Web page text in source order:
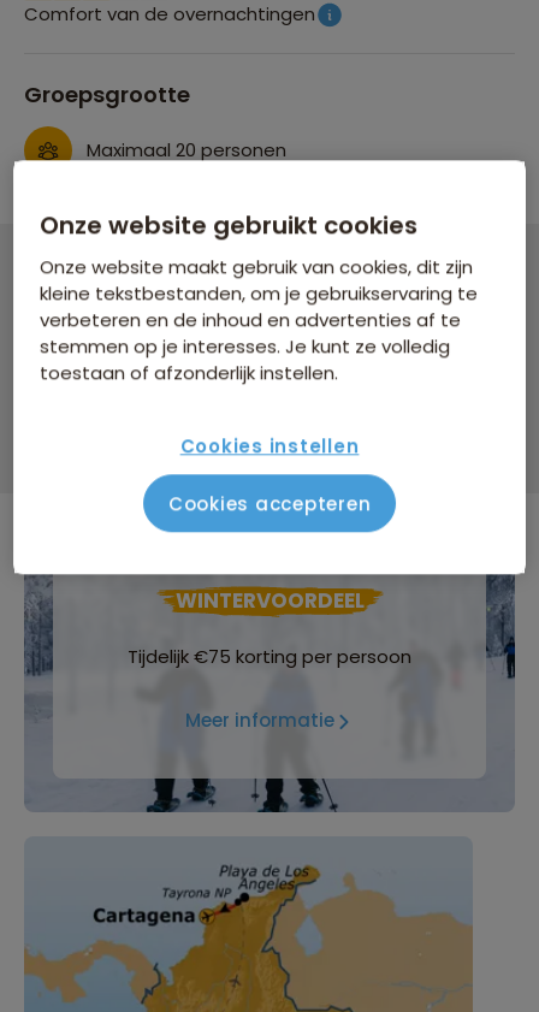
Comfort van de overnachtingen
Groepsgrootte
Maximaal 20 personen
Groepsrondreis Colombia
21 dagen vanaf 3.499 p.p.
Bijkomende kosten €26,25 p.p. op basis van 2 personen
Data & prijzen
WINTERVOORDEEL
Tijdelijk €75 korting per persoon
Meer informatie
Onze website gebruikt cookies
Onze website maakt gebruik van cookies, dit zijn
kleine tekstbestanden, om je gebruikservaring te
verbeteren en de inhoud en advertenties af te
stemmen op je interesses. Je kunt ze volledig
toestaan of afzonderlijk instellen.
Cookies instellen
Cookies accepteren